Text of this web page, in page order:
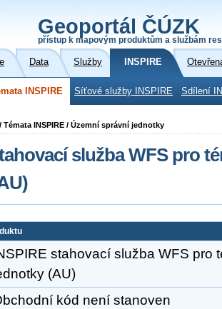
Geoportál ČÚZK
přístup k mapovým produktům a službám
Data Služby INSPIRE
INSPIRE Síťové služby INSPIRE Sdílení
Témata INSPIRE / Územní správní jednotky
služba WFS pro
stahovací služba WFS pro
(AU)
kód není stanoven